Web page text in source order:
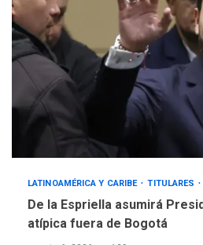
LATINOAMÉRICA Y CARIBE TITULARES
De la Espriella asumirá
atípica fuera de Bogotá